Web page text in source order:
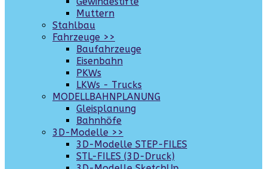
Muttern
Stahlbau
Fahrzeuge >>
Baufahrzeuge
Eisenbahn
PKWs
LKWs - Trucks
MODELLBAHNPLANUNG
Gleisplanung
Bahnhöfe
3D-Modelle >>
3D-Modelle STEP-FILES
STL-FILES (3D-Druck)